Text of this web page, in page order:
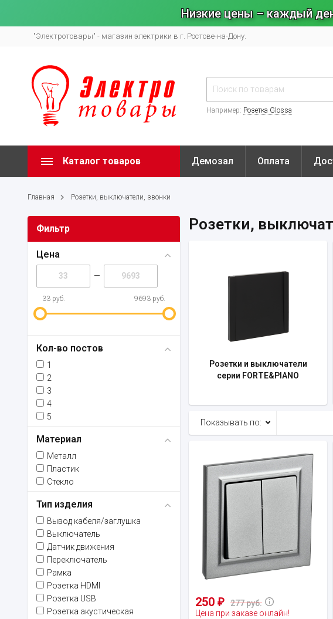
Низкие цены – каждый
"Электротовары" - магазин электрики в г. Ростове-на-Дону.
Например: Розетка Glossa
Каталог товаров Демозал Оплата
Главная Розетки, выключатели, звонки
Фильтр
Цена
—
33 руб. 9693 руб.
Кол-во постов
1
2
3
4
5
Материал
Металл
Пластик
Стекло
Тип изделия
Вывод кабеля/заглушка
Выключатель
Датчик движения
Переключатель
Рамка
Розетка HDMI
Розетка USB
Розетка акустическая
Розетки,
Розетки и выключатели
серии FORTE&PIANO
Показывать по:
250 ₽
277 руб.
Цена при заказе онлайн!